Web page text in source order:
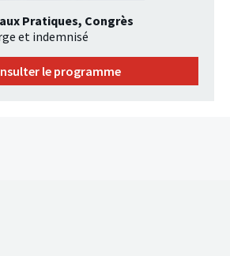
Pratiques, Congrès
et indemnisé
le programme